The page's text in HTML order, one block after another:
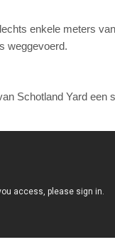
enkele meters
weggevoerd.
Schotland Yard een